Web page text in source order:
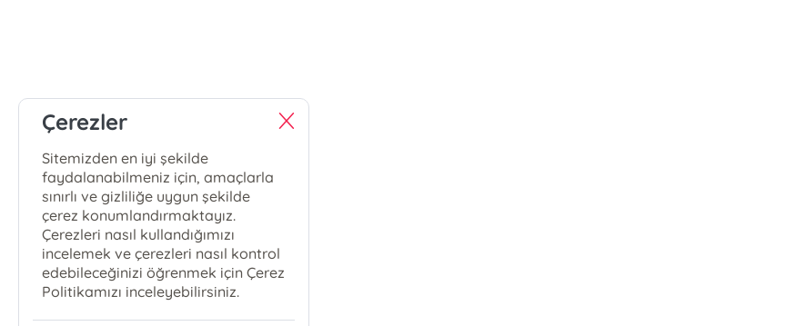
Çerezler
Sitemizden en iyi şekilde
faydalanabilmeniz için, amaçlarla
sınırlı ve gizliliğe uygun şekilde
çerez konumlandırmaktayız.
Çerezleri nasıl kullandığımızı
incelemek ve çerezleri nasıl kontrol
edebileceğinizi öğrenmek için Çerez
Politikamızı inceleyebilirsiniz.